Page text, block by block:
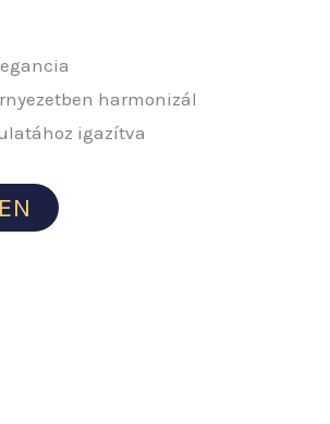
harmonizál
igazítva